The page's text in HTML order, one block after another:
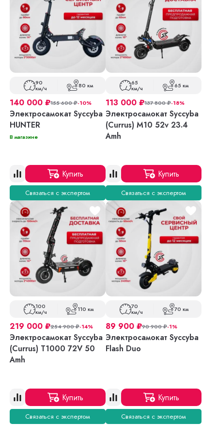
90
км/ч 80 км
140 000 ₽155 600₽-10%
Электросамокат Syccyba
HUNTER
В магазине
Купить
Связаться с экспертом
65
км/ч 65 км
113 000 ₽137 800₽-18%
Электросамокат Syccyba
(Currus) M10 52v 23.4
Amh
Купить
Связаться с экспертом
100
км/ч 110 км
219 000 ₽254 900₽-14%
Электросамокат Syccyba
(Currus) T1000 72V 50
Amh
Купить
Связаться с экспертом
70
км/ч 70 км
89 900 ₽90 900₽-1%
Электросамокат Syccyba
Flash Duo
Купить
Связаться с экспертом